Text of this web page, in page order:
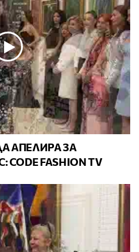
АПЕЛИРА ЗА
FASHION TV